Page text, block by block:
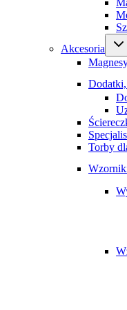
Akcesoria
Dodatki,
Torby